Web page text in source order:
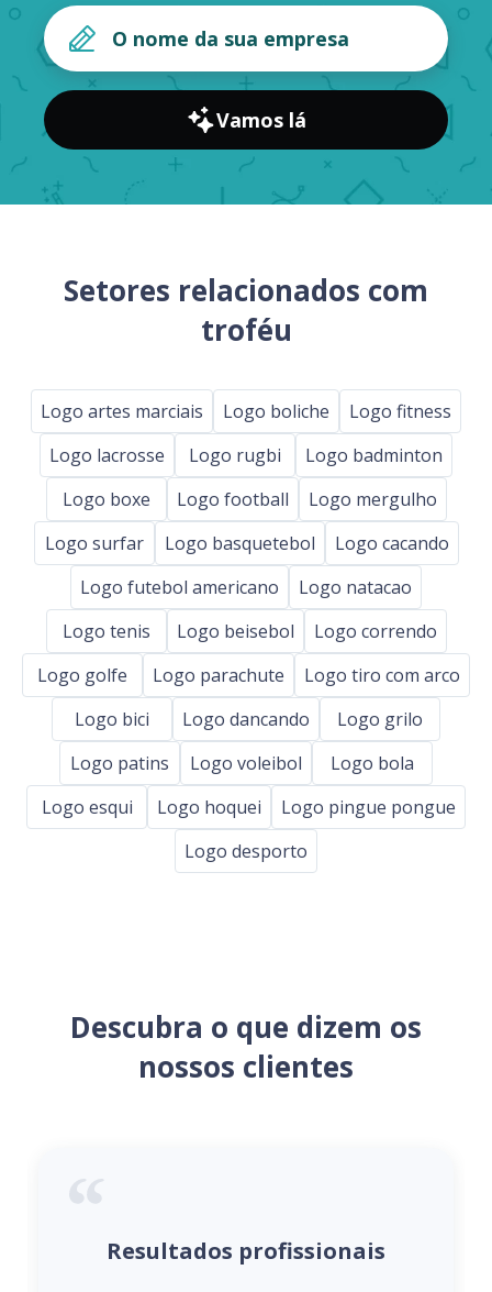
Vamos lá
Setores relacionados com
troféu
Logo artes marciais Logo boliche
Logo fitness
Logo lacrosse
Logo rugbi
Logo badminton
Logo boxe
Logo football
Logo mergulho
Logo surfar
Logo basquetebol
Logo cacando
Logo futebol americano
Logo natacao
Logo tenis
Logo beisebol
Logo correndo
Logo golfe
Logo parachute
Logo tiro com arco
Logo bici
Logo dancando
Logo grilo
Logo patins
Logo voleibol
Logo bola
Logo esqui
Logo hoquei
Logo pingue pongue
Logo desporto
Descubra o que dizem os
nossos clientes
Resultados profissionais